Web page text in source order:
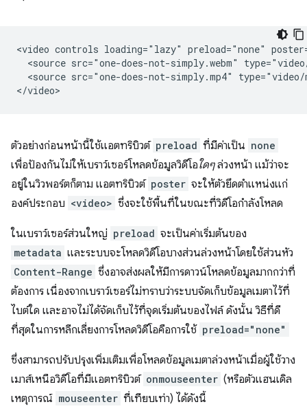
<video controls loading="lazy" preload="none"
<source src="one-does-not-simply.webm"
<source src="one-does-not-simply.mp4"
ตัวอย่างก่อนหน้านี้ใช้แอตทริบิวต์ preload ที่มีค่าเป็น none
เพื่อป้องกันไม่ให้เบราว์เซอร์โหลดข้อมูลวิดีโอใดๆล่วงหน้า แม้ว่าจะ
อยู่ในวิวพอร์ตก็ตาม แอตทริบิวต์ poster จะให้ตัวยึดตำแหน่งแก่
องค์ประกอบ <video> ซึ่งจะใช้พื้นที่ในขณะที่วิดีโอกำลังโหลด
ในเบราว์เซอร์ส่วนใหญ่ preload จะเป็นค่าเริ่มต้นของ
metadata และระบบจะโหลดวิดีโอบางส่วนล่วงหน้าโดยใช้ส่วนหัว
Content-Range ซึ่งอาจส่งผลให้มีการดาวน์โหลดข้อมูลมากกว่าที่
ต้องการ เนื่องจากเบราว์เซอร์ไม่ทราบว่าระบบจัดเก็บข้อมูลเมตาไว้ที่
ไบต์ใด และอาจไม่ได้จัดเก็บไว้ที่จุดเริ่มต้นของไฟล์ ดังนั้น วิธีที่ดี
ที่สุดในการหลีกเลี่ยงการโหลดวิดีโอคือการใช้ preload="none"
ซึ่งสามารถปรับปรุงเพิ่มเติมเพื่อโหลดข้อมูลเมตาล่วงหน้าเมื่อผู้ใช้วาง
เมาส์เหนือวิดีโอที่มีแอตทริบิวต์ onmouseenter (หรือตัวแฮนเดิล
เหตุการณ์ mouseenter ที่เทียบเท่า) ได้ดังนี้